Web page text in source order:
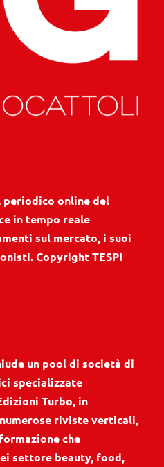
online del
in tempo reale
sul mercato, i suoi
Copyright TESPI
un pool di società di
specializzate
Turbo, in
riviste verticali,
che
settore beauty, food,